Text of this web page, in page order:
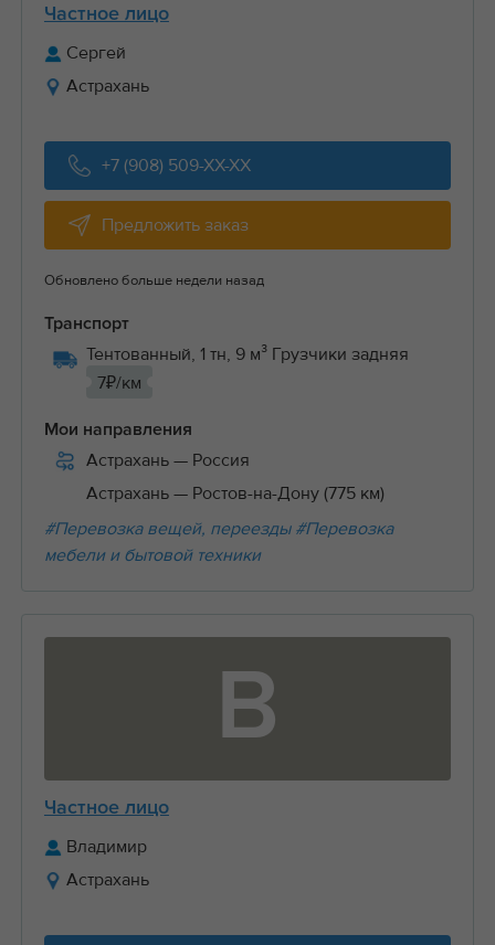
Частное лицо
Сергей
Астрахань
+7 (908) 509-XX-XX
Предложить заказ
Обновлено больше недели назад
Транспорт
Тентованный, 1 тн, 9 м³ Грузчики задняя
7₽/км
Мои направления
Астрахань — Россия
Астрахань — Ростов-на-Дону (775 км)
#Перевозка вещей, переезды #Перевозка
мебели и бытовой техники
В
Частное лицо
Владимир
Астрахань